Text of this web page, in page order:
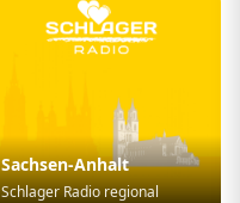
Sachsen-Anhalt
Schlager Radio regional